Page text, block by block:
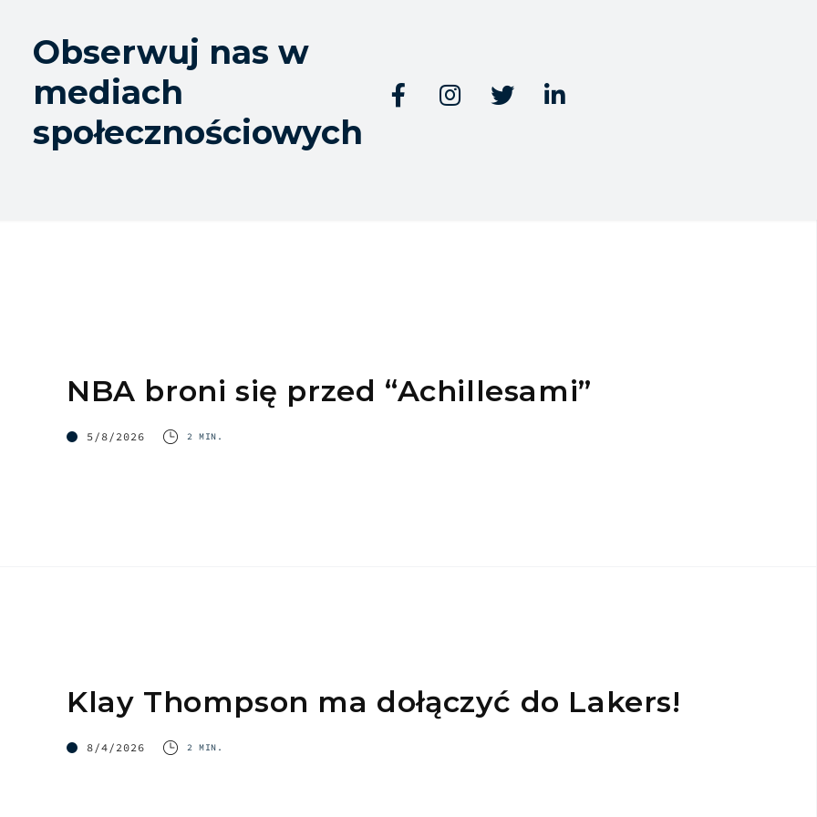
Obserwuj nas w
mediach
społecznościowych
   
NBA broni się przed “Achillesami”
5/8/2026 2 MIN.
Klay Thompson ma dołączyć do Lakers!
8/4/2026 2 MIN.